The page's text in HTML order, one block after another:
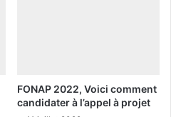
FONAP 2022, Voici comment
candidater à l’appel à projet